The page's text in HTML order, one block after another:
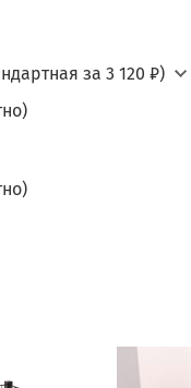
за 3 120 ₽)